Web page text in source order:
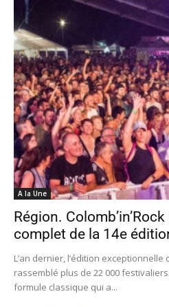
A la Une
Région.
complet de la 14e
L’an dernier, l’édition
rassemblé plus de 22 000
formule classique qui a...